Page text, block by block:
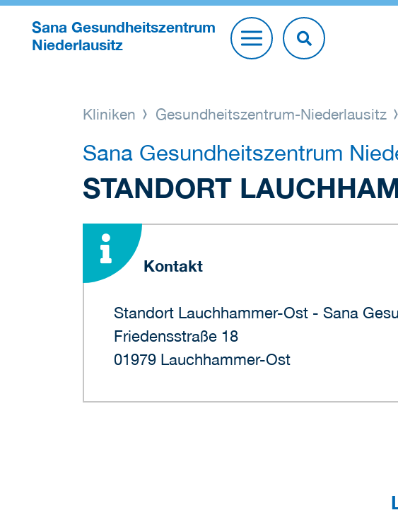
Sana Gesundheitszentrum
Niederlausitz
Kliniken Gesundheitszentrum-Niederlausitz
Sana Gesundheitszentrum
STANDORT
Kontakt
Standort Lauchhammer-Ost - Sana
Friedensstraße 18
01979 Lauchhammer-Ost